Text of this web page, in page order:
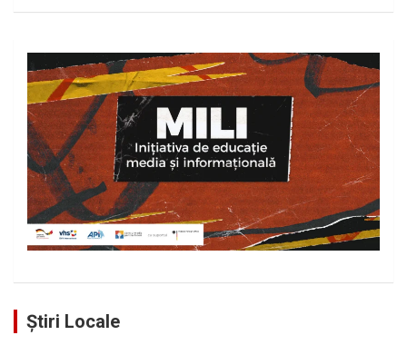
Știri Locale